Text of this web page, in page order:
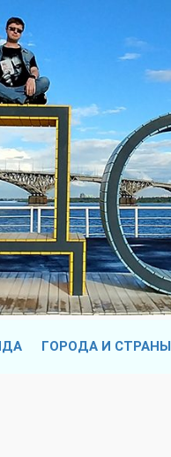
ГОРОДА И СТРАНЫ